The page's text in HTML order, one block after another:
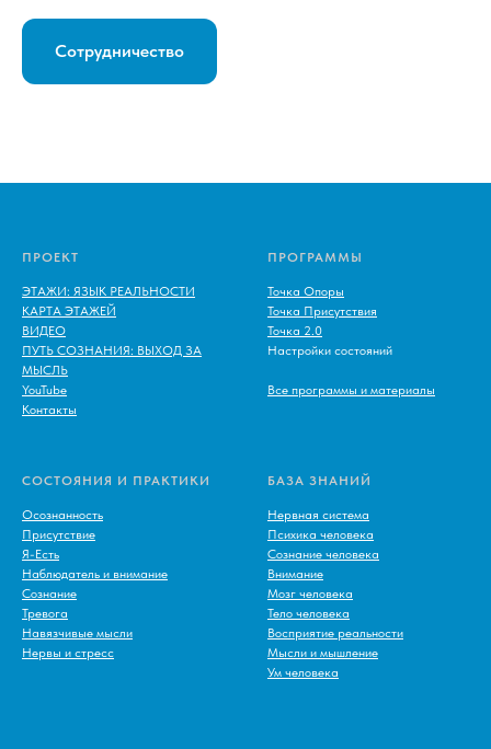
Сотрудничество
ПРОЕКТ
ЭТАЖИ: ЯЗЫК РЕАЛЬНОСТИ
КАРТА ЭТАЖЕЙ
ВИДЕО
ПУТЬ СОЗНАНИЯ: ВЫХОД ЗА
МЫСЛЬ
YouTube
Контакты
ПРОГРАММЫ
Точка Опоры
Точка Присутствия
Точка 2.0
Настройки состояний
Все программы и материалы
СОСТОЯНИЯ И ПРАКТИКИ
Осознанность
Присутствие
Я-Есть
Наблюдатель и внимание
Сознание
Тревога
Навязчивые мысли
Нервы и стресс
БАЗА ЗНАНИЙ
Нервная система
Психика человека
Сознание человека
Внимание
Мозг человека
Тело человека
Восприятие реальности
Мысли и мышление
Ум человека